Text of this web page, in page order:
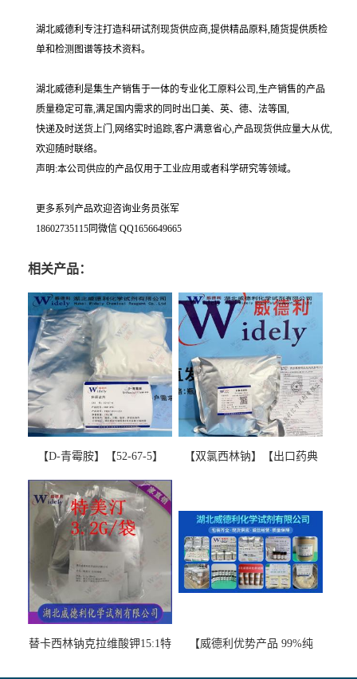
湖北威德利专注打造科研试剂现货供应商,提供精品原料,随货提供质检
单和检测图谱等技术资料。
湖北威德利是集生产销售于一体的专业化工原料公司,生产销售的产品
质量稳定可靠,满足国内需求的同时出口美、英、德、法等国,
快递及时送货上门,网络实时追踪,客户满意省心,产品现货供应量大从优,
欢迎随时联络。
声明:本公司供应的产品仅用于工业应用或者科学研究等领域。
更多系列产品欢迎咨询业务员张军
18602735115同微信 QQ1656649665
相关产品：
【D-青霉胺】【52-67-5】
图谱检测方法现货供应咨询
张军52-67-5
【双氯西林钠】【出口药典
替卡西林钠克拉维酸钾15:1特
【威德利优势产品 99%纯